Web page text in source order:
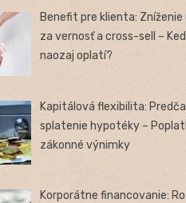
Benefit pre klienta: Zníženie
za vernosť a cross-sell –
naozaj oplatí?
Kapitálová flexibilita:
splatenie hypotéky –
zákonné výnimky
Korporátne financovanie: